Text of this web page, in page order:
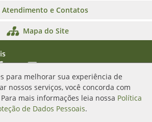
para melhorar sua experiência de
nossos serviços, você concorda com
mais informações leia nossa Política
de Dados Pessoais.
Atendimento e Contatos
Mapa do Site
Threads
Acessar Facebook
Acessar YouTube
Acessar Flickr
Acessar SoundCloud
Silveira, n. 208
88020-901